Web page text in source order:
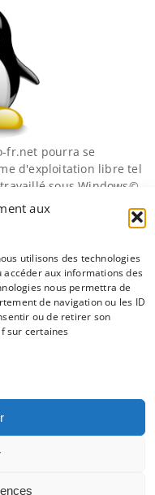
aux
utilisons des technologies
aux informations des
nous permettra de
de navigation ou les ID
ou de retirer son
sur certaines
fr​.net pourra se
d'exploitation libre tel
sous Windows©.
permettant
d'exploitations, et ce
mais s'adressent avant…
du blog sont sous licence
?
!